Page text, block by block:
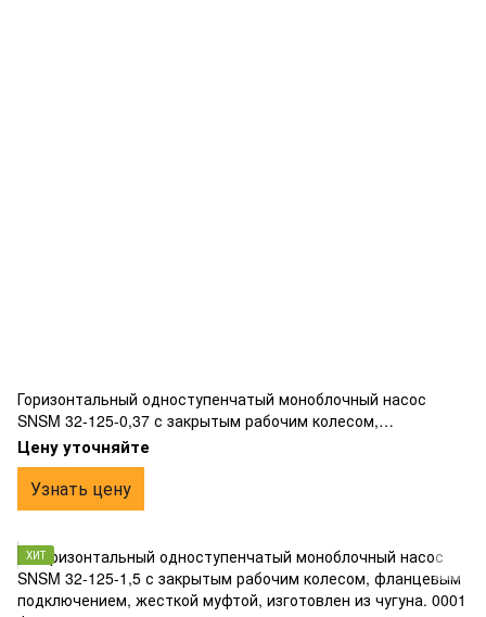
Горизонтальный одноступенчатый моноблочный насос
SNSM 32-125-0,37 с закрытым рабочим колесом,
фланцевым подключением, жесткой муфтой, изготовлен из
чугуна.
Цену уточняйте
Узнать цену
ХИТ